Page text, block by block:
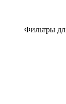
Фильтры